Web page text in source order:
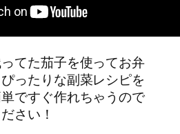
てた茄子を使ってお弁
ったりな副菜レシピを
ですぐ作れちゃうので
さい！